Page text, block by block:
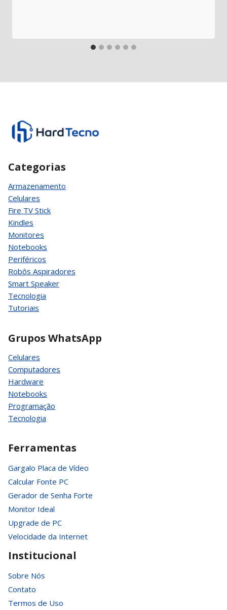
Categorias
Armazenamento
Celulares
Fire TV Stick
Kindles
Monitores
Notebooks
Periféricos
Robôs Aspiradores
Smart Speaker
Tecnologia
Tutoriais
Grupos WhatsApp
Celulares
Computadores
Hardware
Notebooks
Programação
Tecnologia
Ferramentas
Gargalo Placa de Vídeo
Calcular Fonte PC
Gerador de Senha Forte
Monitor Ideal
Upgrade de PC
Velocidade da Internet
Institucional
Sobre Nós
Contato
Termos de Uso